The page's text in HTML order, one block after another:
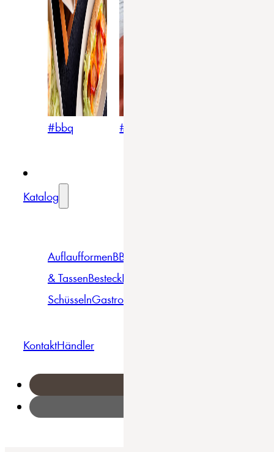
#bbq #blumig
Katalog
AuflaufformenBBQ
& TassenBesteckBowls &
SchüsselnGastro
KontaktHändler